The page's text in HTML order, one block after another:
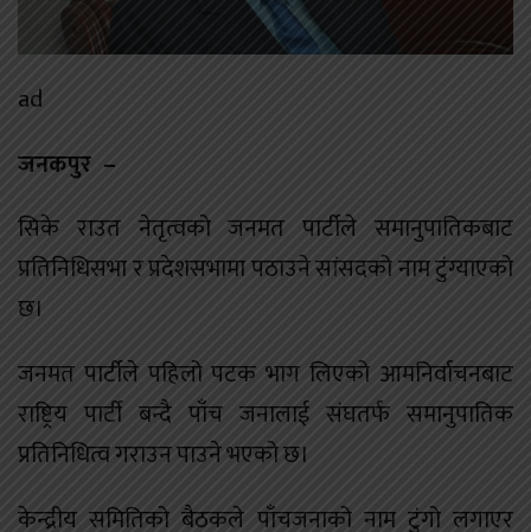
ad
जनकपुर –
सिके राउत नेतृत्वको जनमत पार्टीले समानुपातिकबाट
प्रतिनिधिसभा र प्रदेशसभामा पठाउने सांसदको नाम टुंग्याएको
छ।
जनमत पार्टीले पहिलो पटक भाग लिएको आमनिर्वाचनबाट
राष्ट्रिय पार्टी बन्दै पाँच जनालाई संघतर्फ समानुपातिक
प्रतिनिधित्व गराउन पाउने भएको छ।
केन्द्रीय समितिको बैठकले पाँचजनाको नाम टुंगो लगाएर